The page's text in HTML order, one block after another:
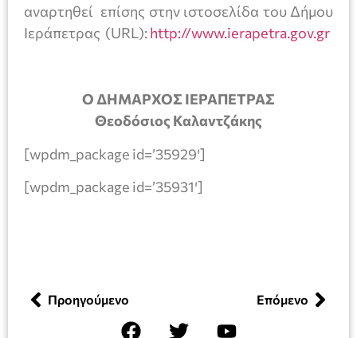
αναρτηθεί επίσης στην ιστοσελίδα του Δήμου
Ιεράπετρας (URL):http://www.ierapetra.gov.gr
Ο ΔΗΜΑΡΧΟΣ ΙΕΡΑΠΕΤΡΑΣ
Θεοδόσιος Καλαντζάκης
[wpdm_package id=’35929′]
[wpdm_package id=’35931′]
Προηγούμενο Επόμενο